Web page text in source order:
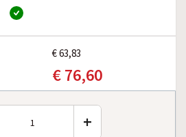
€ 63,83
€ 76,60
+